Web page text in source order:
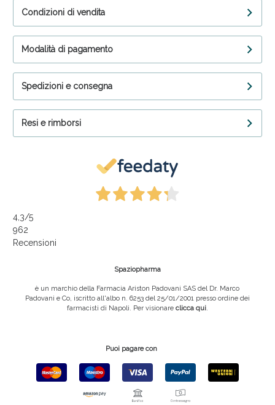
Condizioni di vendita
Modalità di pagamento
Spedizioni e consegna
Resi e rimborsi
4,3/5
962
Recensioni
Spaziopharma
è un marchio della Farmacia Ariston Padovani SAS del Dr. Marco
Padovani e Co, iscritto all'albo n. 6253 del 25/01/2001 presso ordine dei
farmacisti di Napoli. Per visionare clicca qui.
Puoi pagare con